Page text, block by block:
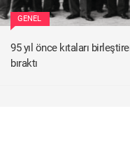
GENEL
95 yıl önce kıtaları
bıraktı